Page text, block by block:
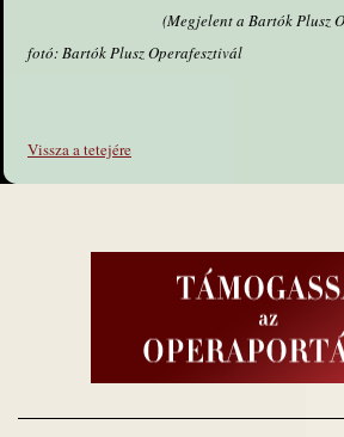
(Megjelent a Bartók Plusz
fotó: Bartók Plusz Operafesztivál
Vissza a tetejére